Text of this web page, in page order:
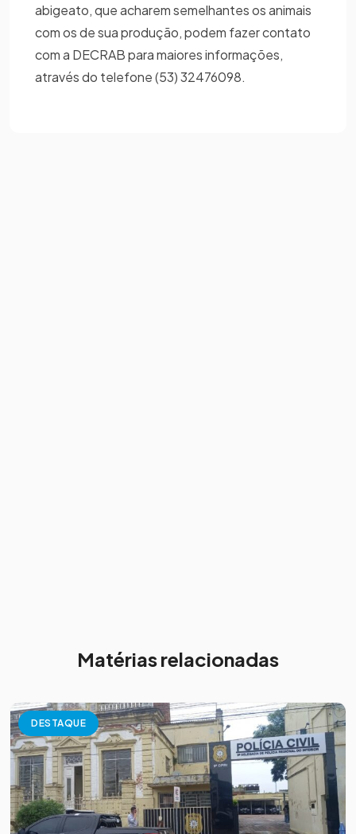
abigeato, que acharem semelhantes os animais
com os de sua produção, podem fazer contato
com a DECRAB para maiores informações,
através do telefone (53) 32476098.
Matérias relacionadas
DESTAQUE